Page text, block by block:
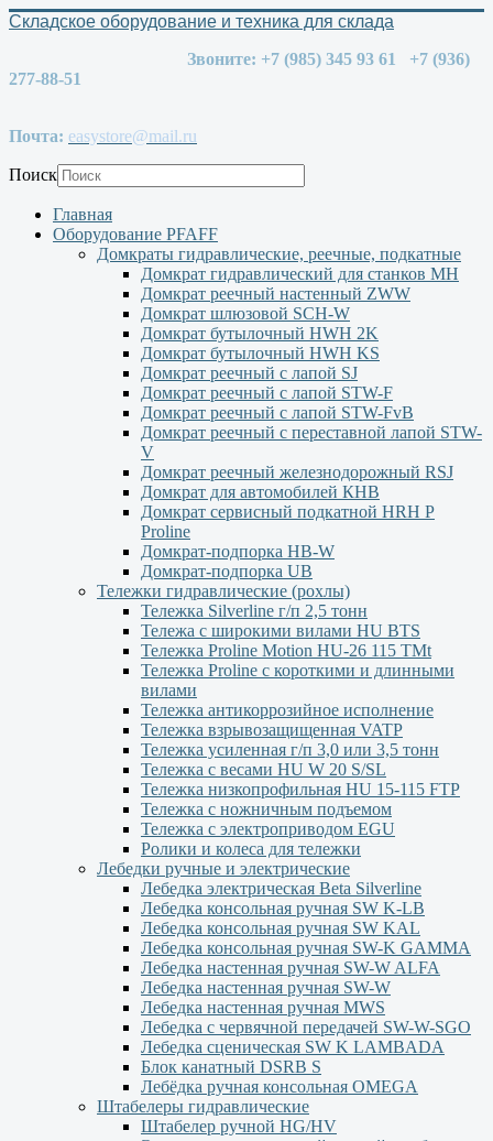
Складское оборудование и техника для склада
Звоните: +7 (985) 345 93 61 +7 (936)
277-88-51
Почта: easystore@mail.ru
Поиск
Главная
Оборудование PFAFF
Домкраты гидравлические, реечные, подкатные
Домкрат гидравлический для станков МН
Домкрат реечный настенный ZWW
Домкрат шлюзовой SCH-W
Домкрат бутылочный HWH 2K
Домкрат бутылочный HWH KS
Домкрат реечный с лапой SJ
Домкрат реечный с лапой STW-F
Домкрат реечный с лапой STW-FvB
Домкрат реечный с переставной лапой STW-
V
Домкрат реечный железнодорожный RSJ
Домкрат для автомобилей КНВ
Домкрат сервисный подкатной НRH P
Proline
Домкрат-подпорка HB-W
Домкрат-подпорка UB
Тележки гидравлические (рохлы)
Тележка Silverline г/п 2,5 тонн
Тележа с широкими вилами HU BTS
Тележка Proline Motion HU-26 115 TMt
Тележка Proline с короткими и длинными
вилами
Тележка антикоррозийное исполнение
Тележка взрывозащищенная VATP
Тележка усиленная г/п 3,0 или 3,5 тонн
Тележка с весами HU W 20 S/SL
Тележка низкопрофильная HU 15-115 FTP
Тележка с ножничным подъемом
Тележка с электроприводом EGU
Ролики и колеса для тележки
Лебедки ручные и электрические
Лебедка электрическая Beta Silverline
Лебедка консольная ручная SW K-LB
Лебедка консольная ручная SW KAL
Лебедка консольная ручная SW-K GAMMA
Лебедка настенная ручная SW-W ALFA
Лебедка настенная ручная SW-W
Лебедка настенная ручная MWS
Лебедка с червячной передачей SW-W-SGO
Лебедка сценическая SW K LAMBADA
Блок канатный DSRB S
Лебёдка ручная консольная OMEGA
Штабелеры гидравлические
Штабелер ручной HG/HV